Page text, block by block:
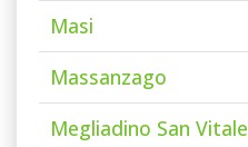
Masi
Massanzago
Megliadino San Vitale